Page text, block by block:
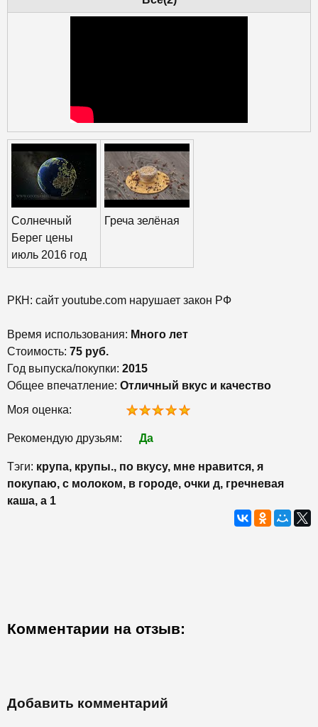
Солнечный
Берег цены
июль 2016 год
Греча зелёная
РКН: сайт youtube.com нарушает закон РФ
Время использования: Много лет
Стоимость: 75 руб.
Год выпуска/покупки: 2015
Общее впечатление: Отличный вкус и качество
Моя оценка:
Рекомендую друзьям: Да
Тэги: крупа, крупы., по вкусу, мне нравится, я
покупаю, с молоком, в городе, очки д, гречневая
каша, а 1
Комментарии на отзыв:
Добавить комментарий